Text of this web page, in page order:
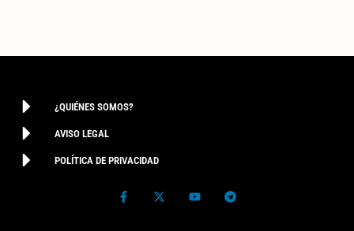
¿QUIÉNES SOMOS?
AVISO LEGAL
POLÍTICA DE PRIVACIDAD